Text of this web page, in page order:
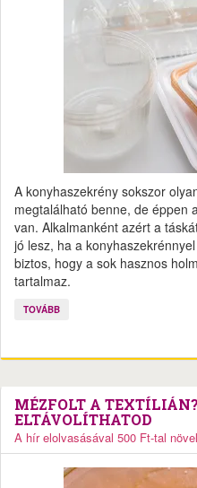
A konyhaszekrény sokszor
megtalálható benne, de éppen
van. Alkalmanként azért a
jó lesz, ha a
biztos, hogy a sok hasznos
tartalmaz.
TOVÁBB
MÉZFOLT A
ELTÁVOLÍTHATOD
A hír elolvasásával 500 Ft-tal